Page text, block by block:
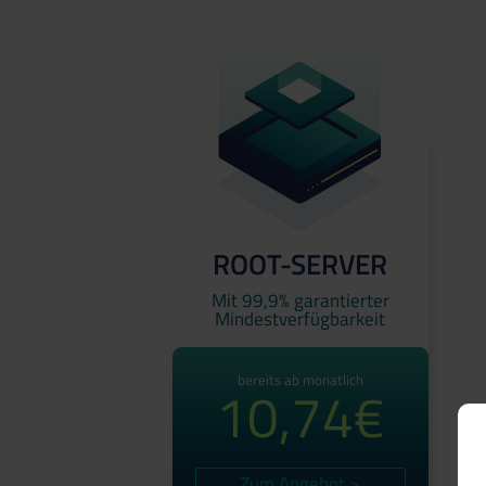
ROOT-SERVER
Mit 99,9% garantierter
Mindestverfügbarkeit
bereits ab monatlich
10,74€